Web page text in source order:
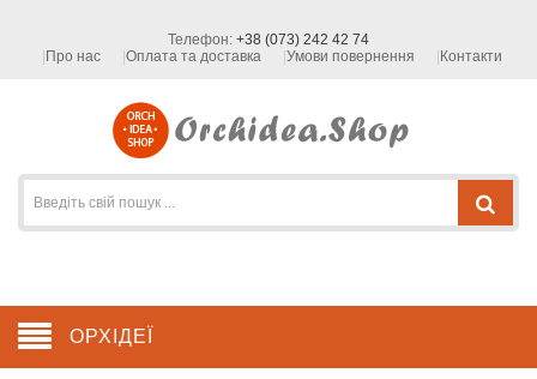
Телефон: +38 (073) 242 42 74
Про нас
Оплата та доставка Умови повернення Контакти
ОРХІДЕЇ